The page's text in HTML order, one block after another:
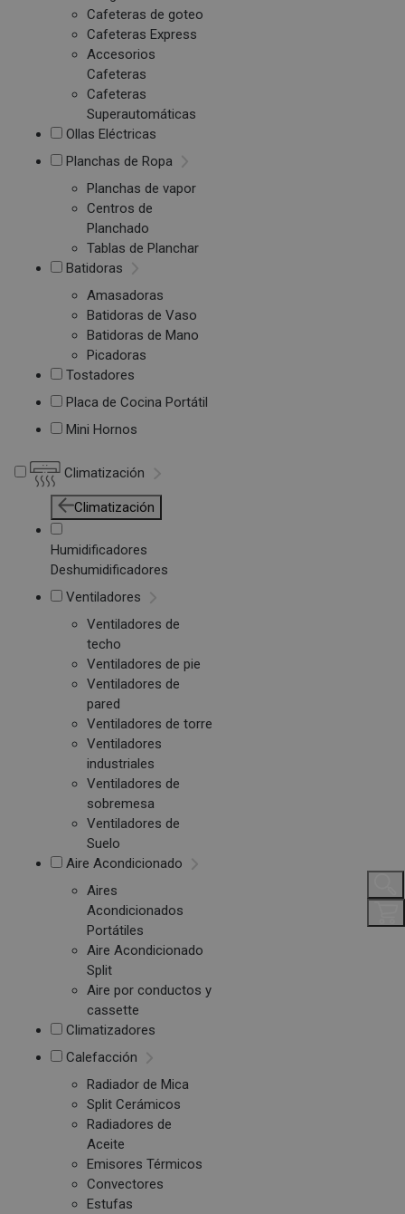
Cafeteras de goteo
Cafeteras Express
Accesorios
Cafeteras
Cafeteras
Superautomáticas
Ollas Eléctricas
Planchas de Ropa
Planchas de vapor
Centros de
Planchado
Tablas de Planchar
Batidoras
Amasadoras
Batidoras de Vaso
Batidoras de Mano
Picadoras
Tostadores
Placa de Cocina Portátil
Mini Hornos
Climatización
Climatización
Humidificadores
Deshumidificadores
Ventiladores
Ventiladores de
techo
Ventiladores de pie
Ventiladores de
pared
Ventiladores de torre
Ventiladores
industriales
Ventiladores de
sobremesa
Ventiladores de
Suelo
Aire Acondicionado
Aires
Acondicionados
Portátiles
Aire Acondicionado
Split
Aire por conductos y
cassette
Climatizadores
Calefacción
Radiador de Mica
Split Cerámicos
Radiadores de
Aceite
Emisores Térmicos
Convectores
Estufas